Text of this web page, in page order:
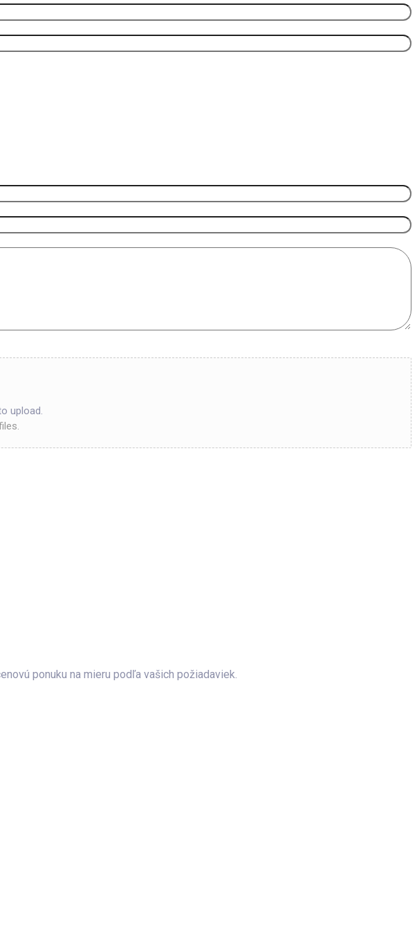
upload.
ponuku na mieru podľa vašich požiadaviek.